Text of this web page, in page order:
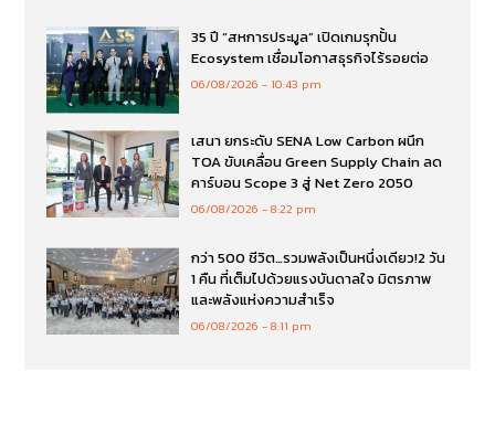
35 ปี “สหการประมูล” เปิดเกมรุกปั้น
Ecosystem เชื่อมโอกาสธุรกิจไร้รอยต่อ
06/08/2026 10:43 pm
เสนา ยกระดับ SENA Low Carbon ผนึก
TOA ขับเคลื่อน Green Supply Chain ลด
คาร์บอน Scope 3 สู่ Net Zero 2050
06/08/2026 8:22 pm
กว่า 500 ชีวิต…รวมพลังเป็นหนึ่งเดียว!2 วัน
1 คืน ที่เต็มไปด้วยแรงบันดาลใจ มิตรภาพ
และพลังแห่งความสำเร็จ
06/08/2026 8:11 pm